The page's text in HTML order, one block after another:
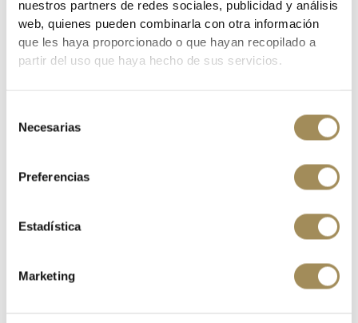
nuestros partners de redes sociales, publicidad y análisis
web, quienes pueden combinarla con otra información
que les haya proporcionado o que hayan recopilado a
partir del uso que haya hecho de sus servicios.
Necesarias
Preferencias
Estadística
Marketing
CODERA ENDURA STRACK LITE ELBOW PROTECT BLACK
-30%